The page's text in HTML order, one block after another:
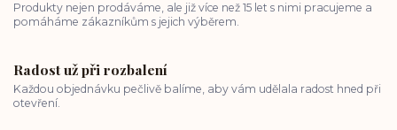
Produkty nejen prodáváme, ale již více než 15 let s nimi pracujeme a
pomáháme zákazníkům s jejich výběrem.
Radost už při rozbalení
Každou objednávku pečlivě balíme, aby vám udělala radost hned při
otevření.